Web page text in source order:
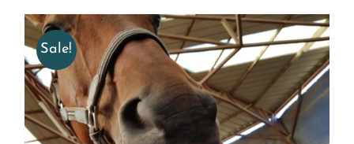
Sale!